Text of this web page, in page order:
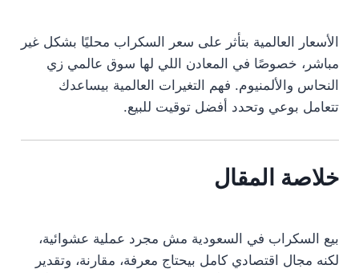
الأسعار العالمية بتأثر على سعر السكراب محليًا بشكل غير
مباشر، خصوصًا في المعادن اللي لها سوق عالمي زي
النحاس والألمنيوم. فهم التغيرات العالمية بيساعدك
تتعامل بوعي وتحدد أفضل توقيت للبيع.
خلاصة المقال
بيع السكراب في السعودية مش مجرد عملية عشوائية،
لكنه مجال اقتصادي كامل بيحتاج معرفة، مقارنة، وتقدير